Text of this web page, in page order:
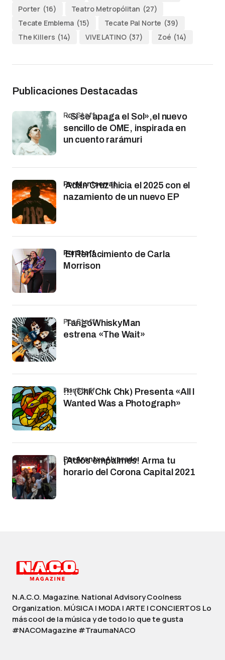
Porter (16) Teatro Metropólitan (27)
Tecate Emblema (15) Tecate Pal Norte (39)
The Killers (14) VIVE LATINO (37) Zoé (14)
Publicaciones Destacadas
«Si se apaga el Sol»,el nuevo
sencillo de OME, inspirada en
un cuento rarámuri
por Staff
Adán Cruz inicia el 2025 con el
nazamiento de un nuevo EP
por Montserrat
El Renacimiento de Carla
Morrison
por Staff
TangoWhiskyMan
estrena «The Wait»
por Staff
!!! (Chk Chk Chk) Presenta «All I
Wanted Was a Photograph»
por Staff
¡Adiós empalmes! Arma tu
horario del Corona Capital 2021
por Arantxa Alvarado
N.A.C.O. Magazine. National Advisory Coolness
Organization. MÚSICA | MODA | ARTE | CONCIERTOS Lo
más cool de la música y de todo lo que te gusta
#NACOMagazine #TraumaNACO